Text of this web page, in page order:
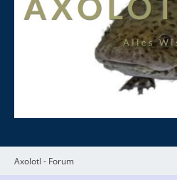
Axolotl - Forum